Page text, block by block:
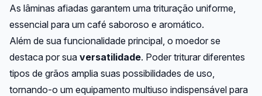
As lâminas afiadas garantem uma trituração uniforme,
essencial para um café saboroso e aromático.
Além de sua funcionalidade principal, o moedor se
destaca por sua versatilidade. Poder triturar diferentes
tipos de grãos amplia suas possibilidades de uso,
tornando-o um equipamento multiuso indispensável para